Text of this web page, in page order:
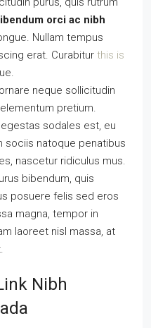
orci ac nibh
Nullam tempus
erat. Curabitur this is
neque sollicitudin
pretium.
sodales est, eu
sociis natoque penatibus
nascetur ridiculus mus.
bibendum, quis
posuere felis sed eros
magna, tempor in
laoreet nisl massa, at
Nibh